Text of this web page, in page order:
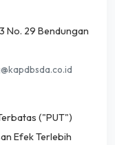
No. 29 Bendungan
("PUT")
Efek Terlebih